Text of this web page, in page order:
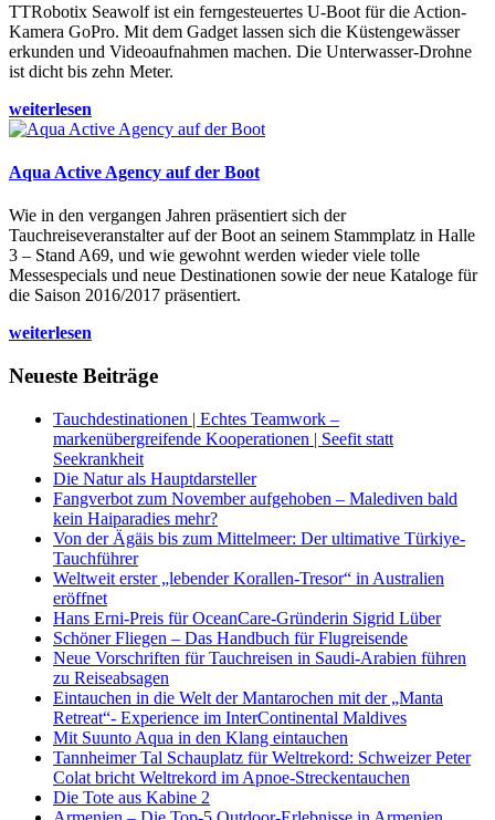
TTRobotix Seawolf ist ein ferngesteuertes U-Boot für die Action-
Kamera GoPro. Mit dem Gadget lassen sich die Küstengewässer
erkunden und Videoaufnahmen machen. Die Unterwasser-Drohne
ist dicht bis zehn Meter.
weiterlesen
Aqua Active Agency auf der Boot
Wie in den vergangen Jahren präsentiert sich der
Tauchreiseveranstalter auf der Boot an seinem Stammplatz in Halle
3 – Stand A69, und wie gewohnt werden wieder viele tolle
Messespecials und neue Destinationen sowie der neue Kataloge für
die Saison 2016/2017 präsentiert.
weiterlesen
Neueste Beiträge
Tauchdestinationen | Echtes Teamwork –
markenübergreifende Kooperationen | Seefit statt
Seekrankheit
Die Natur als Hauptdarsteller
Fangverbot zum November aufgehoben – Malediven bald
kein Haiparadies mehr?
Von der Ägäis bis zum Mittelmeer: Der ultimative Türkiye-
Tauchführer
Weltweit erster „lebender Korallen-Tresor“ in Australien
eröffnet
Hans Erni-Preis für OceanCare-Gründerin Sigrid Lüber
Schöner Fliegen – Das Handbuch für Flugreisende
Neue Vorschriften für Tauchreisen in Saudi-Arabien führen
zu Reiseabsagen
Eintauchen in die Welt der Mantarochen mit der „Manta
Retreat“- Experience im InterContinental Maldives
Mit Suunto Aqua in den Klang eintauchen
Tannheimer Tal Schauplatz für Weltrekord: Schweizer Peter
Colat bricht Weltrekord im Apnoe-Streckentauchen
Die Tote aus Kabine 2